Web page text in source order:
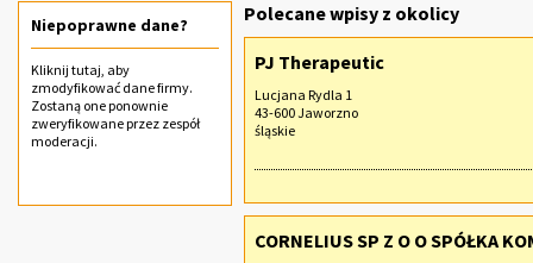
Niepoprawne dane?
Kliknij tutaj, aby
zmodyfikować dane firmy.
Zostaną one ponownie
zweryfikowane przez zespół
moderacji.
Polecane wpisy z okolicy
PJ Therapeutic
Lucjana Rydla 1
43-600 Jaworzno
śląskie
CORNELIUS SP Z O O SPÓŁKA